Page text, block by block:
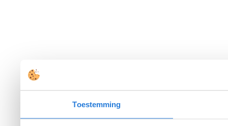
Toestemming